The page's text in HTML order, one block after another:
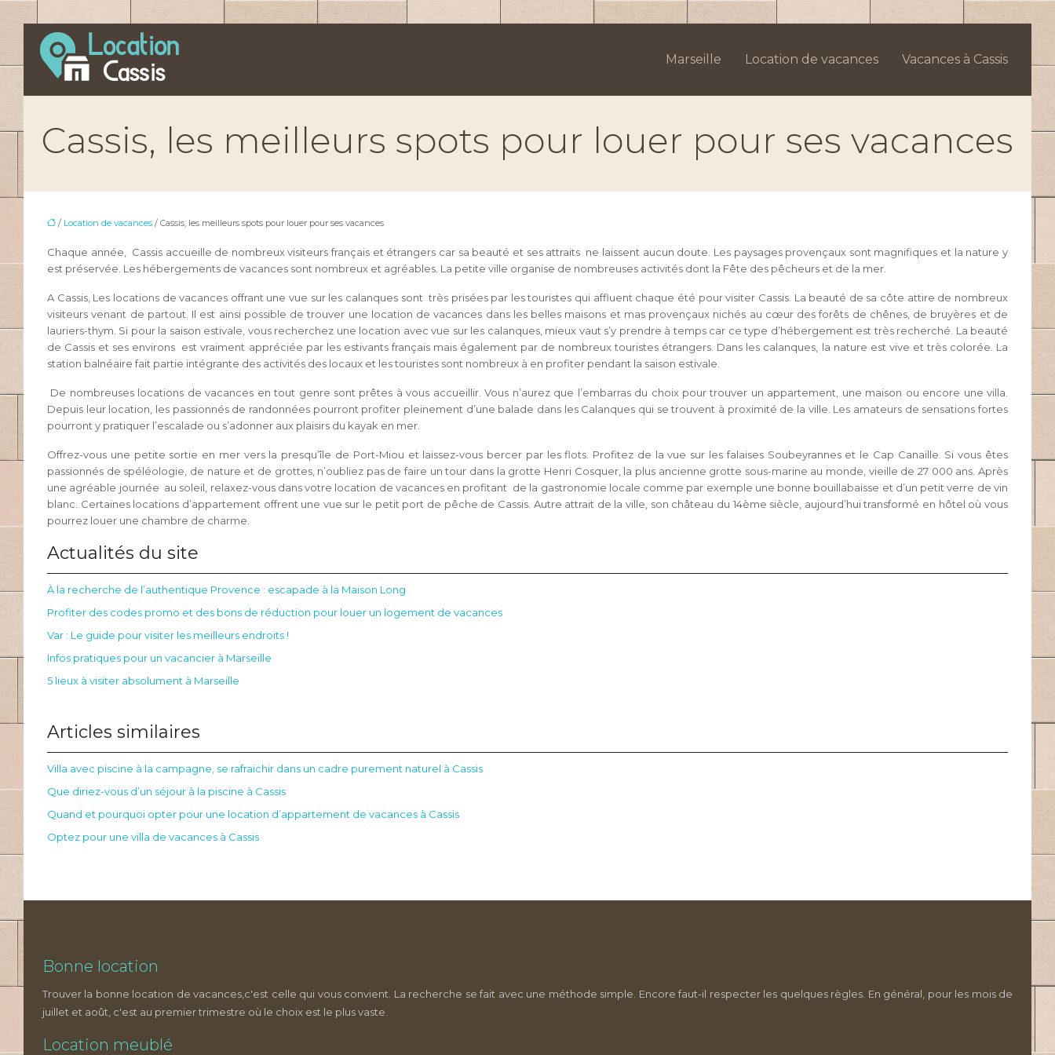
Marseille Location de vacances Vacances à Cassis
Cassis, les meilleurs spots pour louer pour ses vacances
/ Location de vacances / Cassis, les meilleurs spots pour louer pour ses vacances
Chaque année, Cassis accueille de nombreux visiteurs français et étrangers car sa beauté et ses attraits ne laissent aucun doute. Les paysages provençaux sont magnifiques et la nature y
est préservée. Les hébergements de vacances sont nombreux et agréables. La petite ville organise de nombreuses activités dont la Fête des pêcheurs et de la mer.
A Cassis, Les locations de vacances offrant une vue sur les calanques sont très prisées par les touristes qui affluent chaque été pour visiter Cassis. La beauté de sa côte attire de nombreux
visiteurs venant de partout. Il est ainsi possible de trouver une location de vacances dans les belles maisons et mas provençaux nichés au cœur des forêts de chênes, de bruyères et de
lauriers-thym. Si pour la saison estivale, vous recherchez une location avec vue sur les calanques, mieux vaut s’y prendre à temps car ce type d’hébergement est très recherché. La beauté
de Cassis et ses environs est vraiment appréciée par les estivants français mais également par de nombreux touristes étrangers. Dans les calanques, la nature est vive et très colorée. La
station balnéaire fait partie intégrante des activités des locaux et les touristes sont nombreux à en profiter pendant la saison estivale.
De nombreuses locations de vacances en tout genre sont prêtes à vous accueillir. Vous n’aurez que l’embarras du choix pour trouver un appartement, une maison ou encore une villa.
Depuis leur location, les passionnés de randonnées pourront profiter pleinement d’une balade dans les Calanques qui se trouvent à proximité de la ville. Les amateurs de sensations fortes
pourront y pratiquer l’escalade ou s’adonner aux plaisirs du kayak en mer.
Offrez-vous une petite sortie en mer vers la presqu’île de Port-Miou et laissez-vous bercer par les flots. Profitez de la vue sur les falaises Soubeyrannes et le Cap Canaille. Si vous êtes
passionnés de spéléologie, de nature et de grottes, n’oubliez pas de faire un tour dans la grotte Henri Cosquer, la plus ancienne grotte sous-marine au monde, vieille de 27 000 ans. Après
une agréable journée au soleil, relaxez-vous dans votre location de vacances en profitant de la gastronomie locale comme par exemple une bonne bouillabaisse et d’un petit verre de vin
blanc. Certaines locations d’appartement offrent une vue sur le petit port de pêche de Cassis. Autre attrait de la ville, son château du 14ème siècle, aujourd’hui transformé en hôtel où vous
pourrez louer une chambre de charme.
Actualités du site
À la recherche de l’authentique Provence : escapade à la Maison Long
Profiter des codes promo et des bons de réduction pour louer un logement de vacances
Var : Le guide pour visiter les meilleurs endroits !
Infos pratiques pour un vacancier à Marseille
5 lieux à visiter absolument à Marseille
Articles similaires
Villa avec piscine à la campagne, se rafraichir dans un cadre purement naturel à Cassis
Que diriez-vous d’un séjour à la piscine à Cassis
Quand et pourquoi opter pour une location d’appartement de vacances à Cassis
Optez pour une villa de vacances à Cassis
Bonne location
Trouver la bonne location de vacances,c'est celle qui vous convient. La recherche se fait avec une méthode simple. Encore faut-il respecter les quelques règles. En général, pour les mois de
juillet et août, c'est au premier trimestre où le choix est le plus vaste.
Location meublé